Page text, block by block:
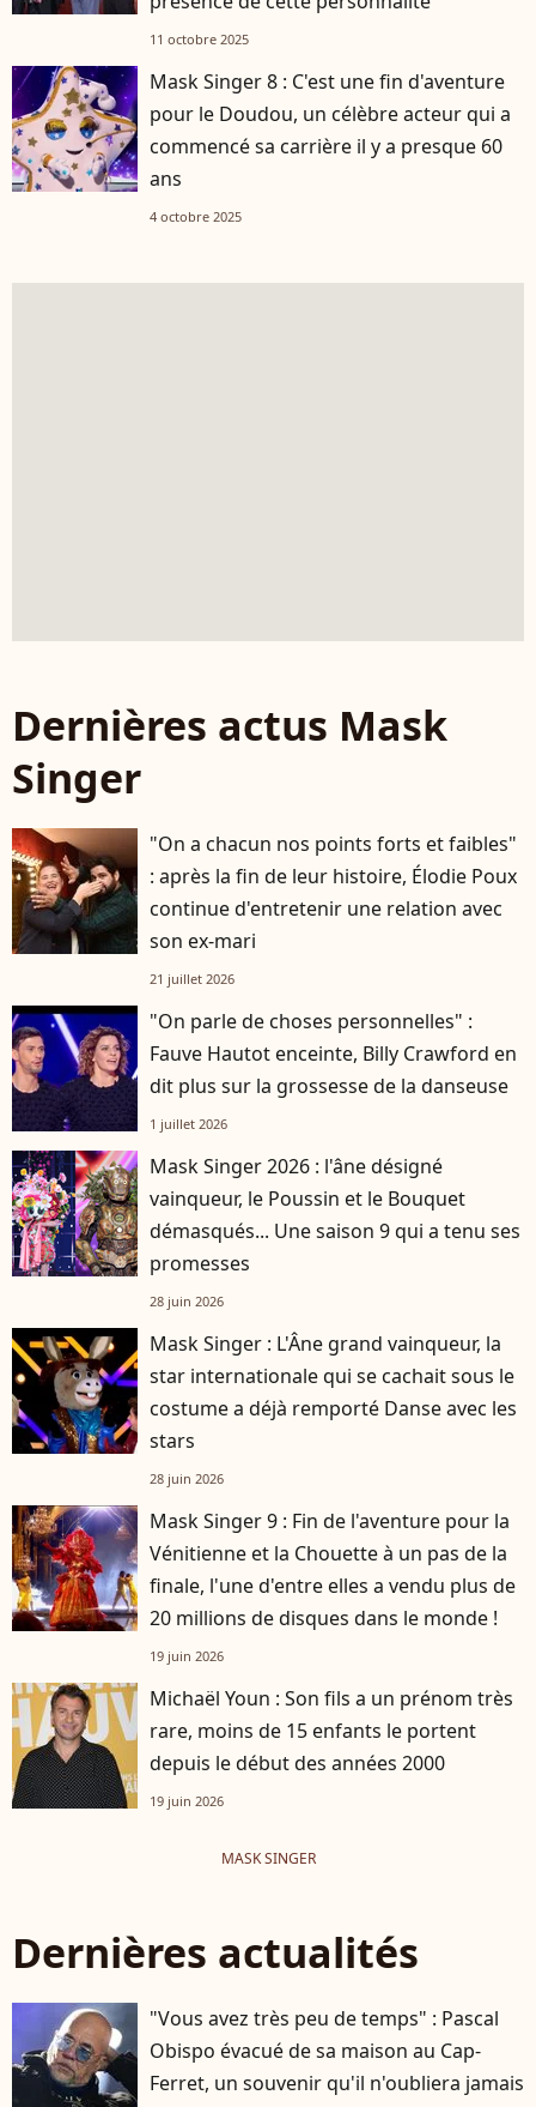
11 octobre 2025
Mask Singer 8 : C'est une fin d'aventure
pour le Doudou, un célèbre acteur qui a
commencé sa carrière il y a presque 60
ans
4 octobre 2025
Dernières actus Mask
Singer
"On a chacun nos points forts et faibles"
: après la fin de leur histoire, Élodie Poux
continue d'entretenir une relation avec
son ex-mari
21 juillet 2026
"On parle de choses personnelles" :
Fauve Hautot enceinte, Billy Crawford en
dit plus sur la grossesse de la danseuse
1 juillet 2026
Mask Singer 2026 : l'âne désigné
vainqueur, le Poussin et le Bouquet
démasqués... Une saison 9 qui a tenu ses
promesses
28 juin 2026
Mask Singer : L'Âne grand vainqueur, la
star internationale qui se cachait sous le
costume a déjà remporté Danse avec les
stars
28 juin 2026
Mask Singer 9 : Fin de l'aventure pour la
Vénitienne et la Chouette à un pas de la
finale, l'une d'entre elles a vendu plus de
20 millions de disques dans le monde !
19 juin 2026
Michaël Youn : Son fils a un prénom très
rare, moins de 15 enfants le portent
depuis le début des années 2000
19 juin 2026
MASK SINGER
Dernières actualités
"Vous avez très peu de temps" : Pascal
Obispo évacué de sa maison au Cap-
Ferret, un souvenir qu'il n'oubliera jamais